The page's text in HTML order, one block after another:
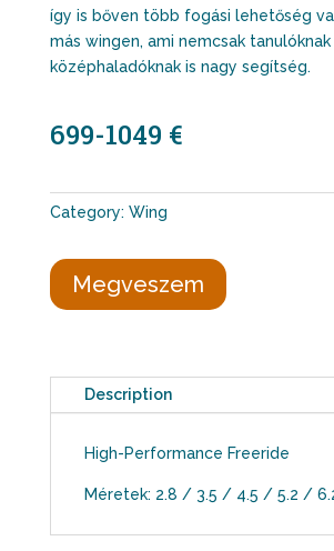
így is bőven több fogási lehetőség
más wingen, ami nemcsak
középhaladóknak is nagy segítség.
699-1049 €
Category: Wing
Megveszem
Description
High-Performance Freeride
Méretek: 2.8 / 3.5 / 4.5 / 5.2 /